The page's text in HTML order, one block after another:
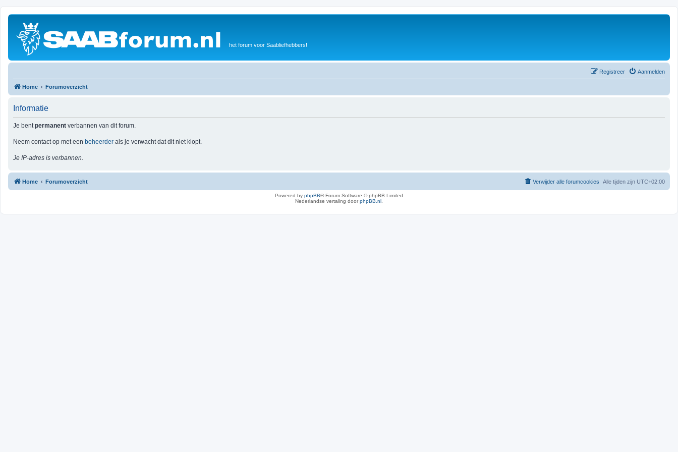
het forum voor Saabliefhebbers!
Aanmelden
Registreer
Home Forumoverzicht
Informatie
Je bentpermanent verbannen van dit forum.
Neem contact op met een beheerder als je verwacht dat dit niet klopt.
Je IP-adres is verbannen.
Home Forumoverzicht Alle tijden zijn UTC+02:00
Verwijder alle forumcookies
Powered by phpBB® Forum Software © phpBB Limited
Nederlandse vertaling doorphpBB.nl